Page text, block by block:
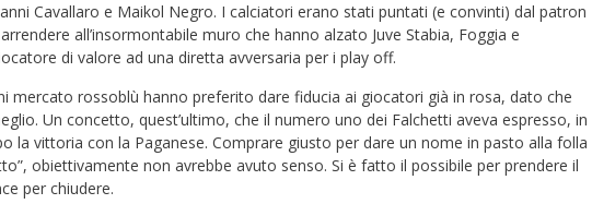
Cavallaro e Maikol Negro. I calciatori erano stati puntati (e convinti) dal patron
all’insormontabile muro che hanno alzato Juve Stabia, Foggia e
di valore ad una diretta avversaria per i play off.
mercato rossoblù hanno preferito dare fiducia ai giocatori già in rosa, dato che
Un concetto, quest’ultimo, che il numero uno dei Falchetti aveva espresso, in
la vittoria con la Paganese. Comprare giusto per dare un nome in pasto alla folla
obiettivamente non avrebbe avuto senso. Si è fatto il possibile per prendere il
per chiudere.